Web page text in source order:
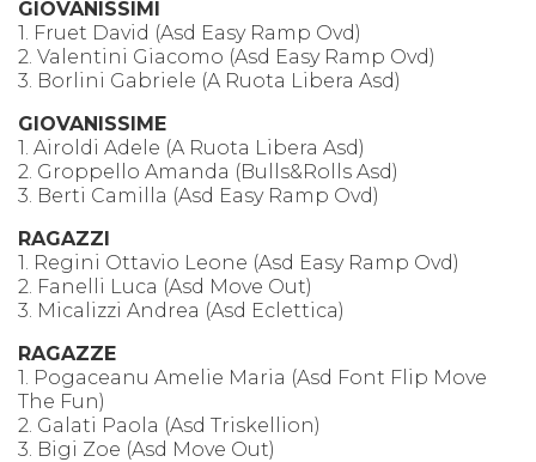
GIOVANISSIMI
1. Fruet David (Asd Easy Ramp Ovd)
2. Valentini Giacomo (Asd Easy Ramp Ovd)
3. Borlini Gabriele (A Ruota Libera Asd)
GIOVANISSIME
1. Airoldi Adele (A Ruota Libera Asd)
2. Groppello Amanda (Bulls&Rolls Asd)
3. Berti Camilla (Asd Easy Ramp Ovd)
RAGAZZI
1. Regini Ottavio Leone (Asd Easy Ramp Ovd)
2. Fanelli Luca (Asd Move Out)
3. Micalizzi Andrea (Asd Eclettica)
RAGAZZE
1. Pogaceanu Amelie Maria (Asd Font Flip Move
The Fun)
2. Galati Paola (Asd Triskellion)
3. Bigi Zoe (Asd Move Out)